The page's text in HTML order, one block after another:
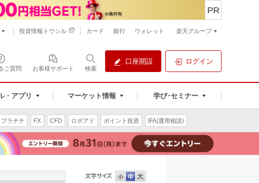
ご質問 お客様サポート 検索
口座開設 ログイン
・アプリ マーケット情報 学び･セミナー
PR
投資情報トウシル カード 銀行 ウォレット 楽天グループ
ラチナ FX CFD ロボアド ポイント投資 IFA(運用相談)